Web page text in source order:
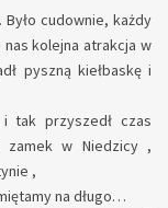
cudownie, każdy
nas kolejna atrakcja w
pyszną kiełbaskę i
tak przyszedł czas
zamek w Niedzicy ,
,
na długo…